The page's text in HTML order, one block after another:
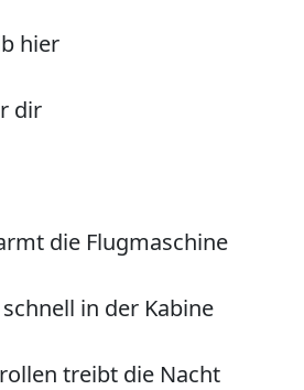
hier
dir
die Flugmaschine
in der Kabine
treibt die Nacht